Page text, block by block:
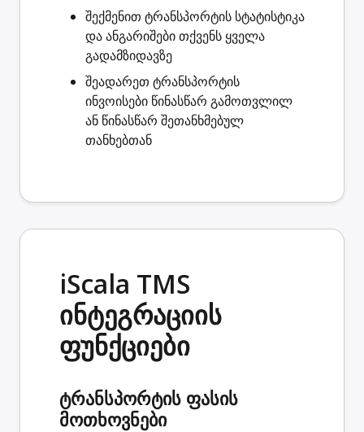
შექმენით ტრანსპორტის სტატისტიკა
და ანგარიშები თქვენს ყველა
გადამზიდავზე
შეადარეთ ტრანსპორტის
ინვოისები წინასწარ გამოთვლილ
ან წინასწარ შეთანხმებულ
თანხებთან
iScala TMS
ინტეგრაციის
ფუნქციები
ტრანსპორტის ფასის
მოთხოვნები